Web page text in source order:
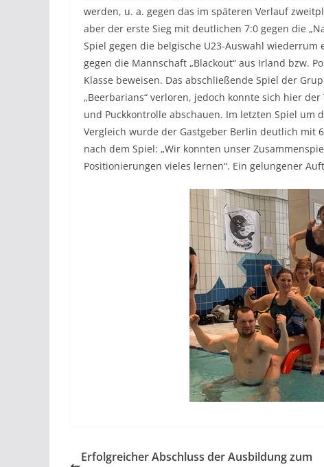
werden, u. a. gegen das im späteren Verlauf
aber der erste Sieg mit deutlichen 7:0 gegen die
Spiel gegen die belgische U23-Auswahl
gegen die Mannschaft „Blackout“ aus Irland bzw.
Klasse beweisen. Das abschließende Spiel der
„Beerbarians“ verloren, jedoch konnte sich hier
und Puckkontrolle abschauen. Im letzten Spiel
Vergleich wurde der Gastgeber Berlin deutlich mit
nach dem Spiel: „Wir konnten unser
Positionierungen vieles lernen“. Ein gelungener
Erfolgreicher Abschluss der Ausbildung zum